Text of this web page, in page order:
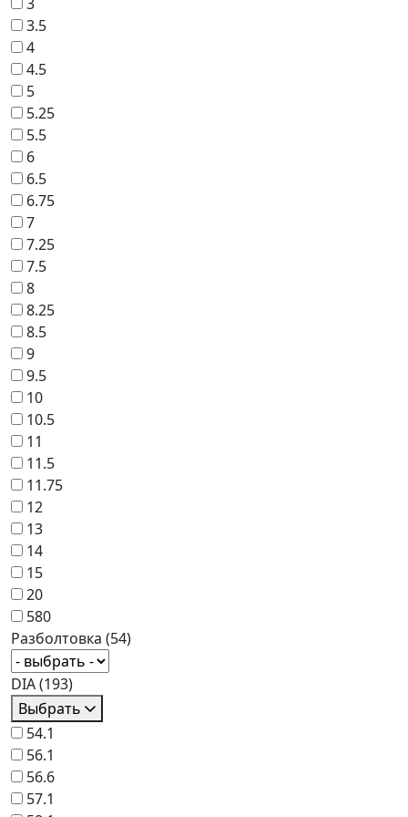
3.5
4
4.5
5
5.25
5.5
6
6.5
6.75
7
7.25
7.5
8
8.25
8.5
9
9.5
10
10.5
11
11.5
11.75
12
13
14
15
20
580
Разболтовка (54)
DIA(193)
Выбрать
54.1
56.1
56.6
57.1